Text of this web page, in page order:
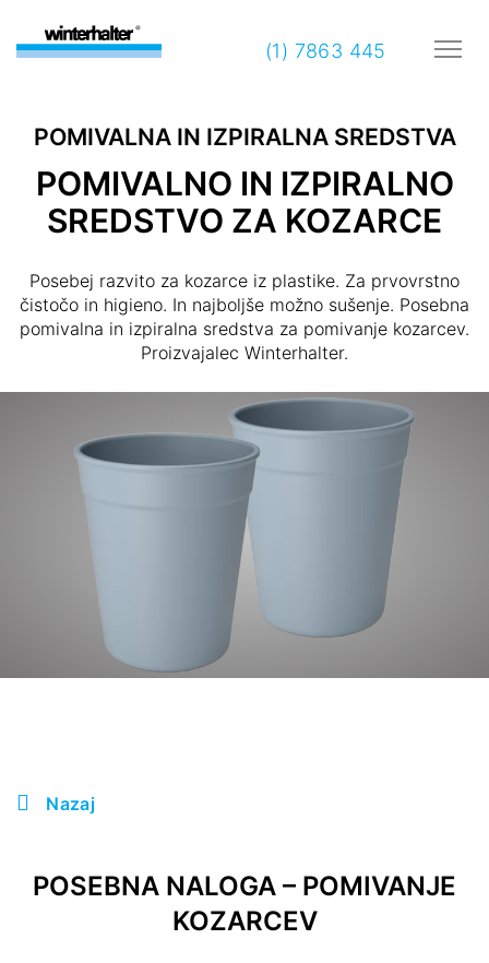
(1) 7863 445
POMIVALNA IN IZPIRALNA SREDSTVA
POMIVALNO IN IZPIRALNO
SREDSTVO ZA KOZARCE
Posebej razvito za kozarce iz plastike. Za prvovrstno
čistočo in higieno. In najboljše možno sušenje. Posebna
pomivalna in izpiralna sredstva za pomivanje kozarcev.
Proizvajalec Winterhalter.
Nazaj
POSEBNA NALOGA – POMIVANJE
KOZARCEV